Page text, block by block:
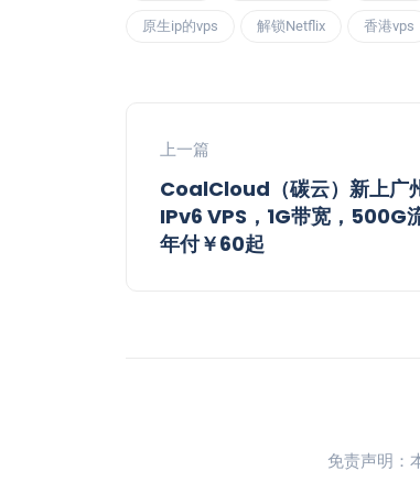
原生ip的vps 解锁Netflix 香港vps
上一篇
CoalCloud（碳云）新上广
IPv6 VPS，1G带宽，500G
年付￥60起
免责声明：